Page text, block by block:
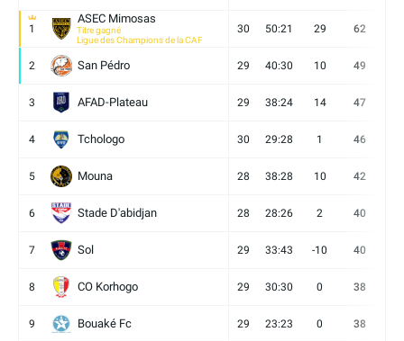
1
ASEC Mimosas
Titre gagné
Ligue des Champions de la CAF
30 50:21 29 62
2 San Pédro 29 40:30 10 49
3 AFAD-Plateau 29 38:24 14 47
4 Tchologo 30 29:28 1 46
5 Mouna 28 38:28 10 42
6 Stade D'abidjan 28 28:26 2 40
7 Sol 29 33:43 -10 40
8 CO Korhogo 29 30:30 0 38
9 Bouaké Fc 29 23:23 0 38